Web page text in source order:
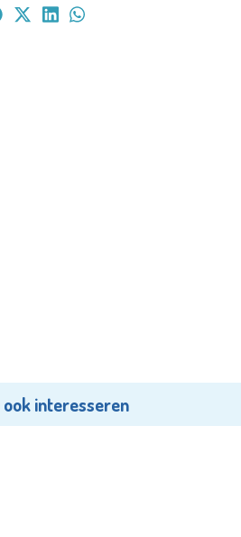
ook interesseren